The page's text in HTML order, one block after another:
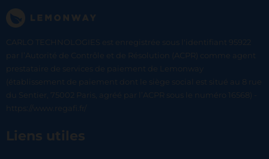
CARLO TECHNOLOGIES est enregistrée sous l'identifiant 95922
par l’Autorité de Contrôle et de Résolution (ACPR) comme agent
prestataire de services de paiement de Lemonway
(établissement de paiement dont le siège social est situé au 8 rue
du Sentier, 75002 Paris, agréé par l’ACPR sous le numéro 16568) -
https://www.regafi.fr/
Liens utiles